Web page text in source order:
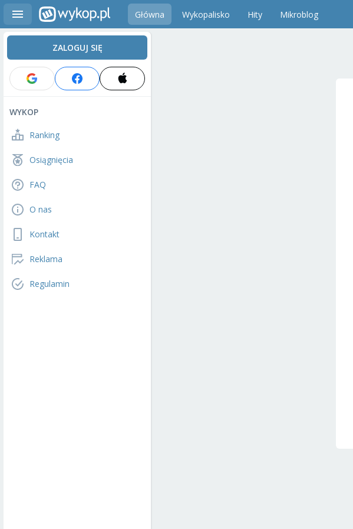
Główna Wykopalisko Hity Mikroblog
ZALOGUJ SIĘ
WYKOP
Ranking
Osiągnięcia
FAQ
O nas
Kontakt
Reklama
Regulamin